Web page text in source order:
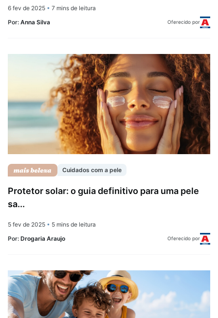
6 fev de 2025 • 7 mins de leitura
Por: Anna Silva Oferecido por
Cuidados com a pele
Protetor solar: o guia definitivo para uma pele
sa...
5 fev de 2025 • 5 mins de leitura
Por: Drogaria Araujo Oferecido por